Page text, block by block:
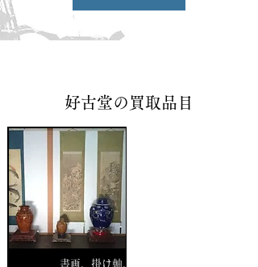
好古堂の買取品目
書画、掛け軸、絵画